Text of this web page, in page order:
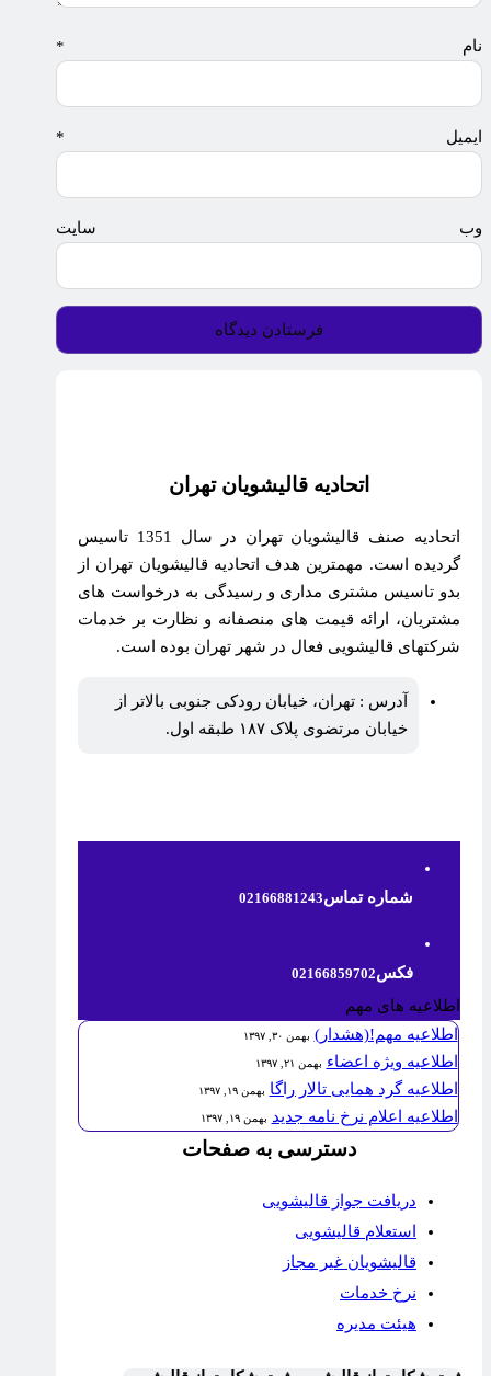
نام *
ایمیل *
وب‌ سایت
اتحادیه قالیشویان تهران
اتحادیه صنف قالیشویان تهران در سال 1351 تاسیس
گردیده است. مهمترین هدف اتحادیه قالیشویان تهران از
بدو تاسیس مشتری مداری و رسیدگی به درخواست های
مشتریان، ارائه قیمت های منصفانه و نظارت بر خدمات
شرکتهای قالیشویی فعال در شهر تهران بوده است.
آدرس : تهران، خیابان رودکی جنوبی بالاتر از
خیابان مرتضوی پلاک ۱۸۷ طبقه اول.
شماره تماس02166881243
فکس02166859702
اطلاعیه های مهم
اطلاعیه مهم!(هشدار) بهمن ۳۰, ۱۳۹۷
اطلاعیه ویژه اعضاء بهمن ۲۱, ۱۳۹۷
اطلاعیه گرد همایی تالار راگا بهمن ۱۹, ۱۳۹۷
اطلاعیه اعلام نرخ نامه جدید بهمن ۱۹, ۱۳۹۷
دسترسی به صفحات
دریافت جواز قالیشویی
استعلام قالیشویی
قالیشویان غیر مجاز
نرخ خدمات
هیئت مدیره